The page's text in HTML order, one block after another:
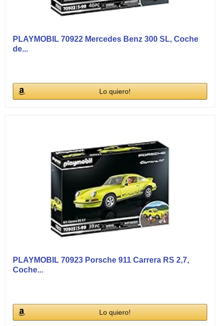
PLAYMOBIL 70922 Mercedes Benz 300 SL, Coche
de...
Lo quiero!
PLAYMOBIL 70923 Porsche 911 Carrera RS 2,7,
Coche...
Lo quiero!